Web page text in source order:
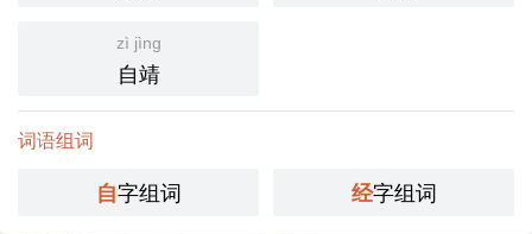
zì jìng
自靖
词语组词
自字组词 经字组词